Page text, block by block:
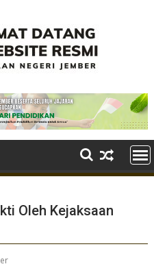
Oleh Kejaksaan